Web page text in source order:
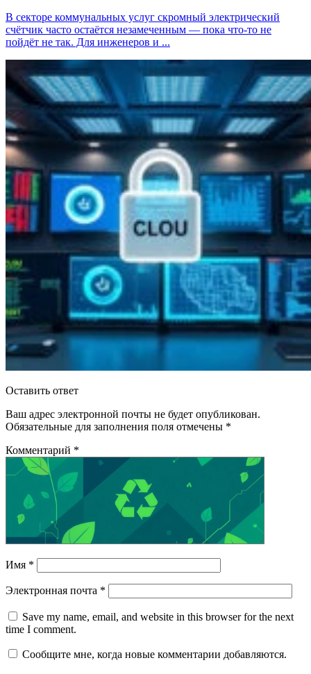
В секторе коммунальных услуг скромный электрический
счётчик часто остаётся незамеченным — пока что-то не
пойдёт не так. Для инженеров и ...
Оставить ответ
Ваш адрес электронной почты не будет опубликован.
Обязательные для заполнения поля отмечены *
Комментарий *
Имя *
Электронная почта *
Save my name, email, and website in this browser for the next
time I comment.
Сообщите мне, когда новые комментарии добавляются.